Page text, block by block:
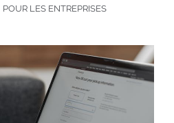
POUR LES ENTREPRISES